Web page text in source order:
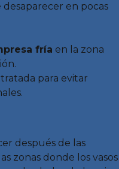
desaparecer en pocas
fría en la zona
para evitar
después de las
zonas donde los vasos